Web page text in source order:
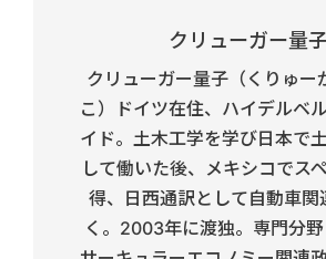
クリューガー量
クリューガー量子（くりゅー
こ）ドイツ在住、ハイデルベ
イド。土木工学を学び日本で
して働いた後、メキシコでス
得、日西通訳として自動車関
く。2003年に渡独。専門分